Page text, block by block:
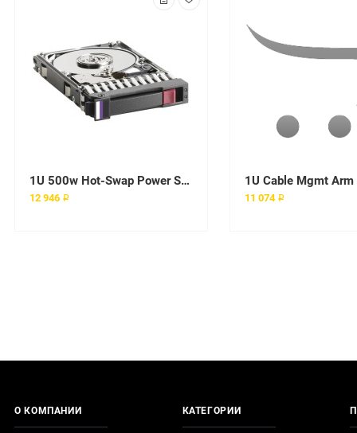
1U 500w Hot-Swap Power Supply
12 946 ₽
1U Cable Mgmt Arm
11 074 ₽
О КОМПАНИИ КАТЕГОРИИ